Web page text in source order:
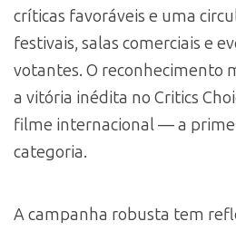
críticas favoráveis e uma
festivais, salas comerciais e
votantes. O reconhecimento
a vitória inédita no Critics
filme internacional — a
categoria.
A campanha robusta tem